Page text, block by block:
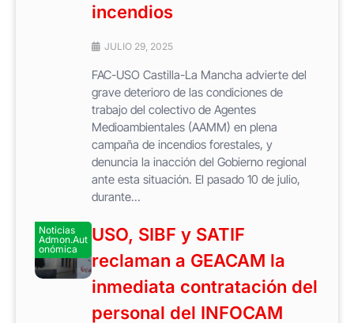
incendios
JULIO 29, 2025
FAC-USO Castilla-La Mancha advierte del
grave deterioro de las condiciones de
trabajo del colectivo de Agentes
Medioambientales (AAMM) en plena
campaña de incendios forestales, y
denuncia la inacción del Gobierno regional
ante esta situación. El pasado 10 de julio,
durante...
Noticias
Admon.Aut
onómica
USO, SIBF y SATIF
reclaman a GEACAM la
inmediata contratación del
personal del INFOCAM